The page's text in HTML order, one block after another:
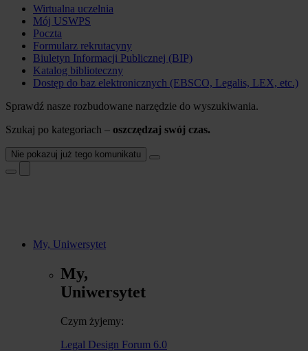
Wirtualna uczelnia
Mój USWPS
Poczta
Formularz rekrutacyny
Biuletyn Informacji Publicznej (BIP)
Katalog biblioteczny
Dostęp do baz elektronicznych (EBSCO, Legalis, LEX, etc.)
Sprawdź nasze rozbudowane narzędzie do wyszukiwania.
Szukaj po kategoriach – oszczędzaj swój czas.
Nie pokazuj już tego komunikatu
My, Uniwersytet
My,
Uniwersytet
Czym żyjemy:
Legal Design Forum 6.0